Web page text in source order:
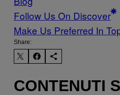
Follow Us On Discover
Make Us Preferred In
Share:
CONTENUTI